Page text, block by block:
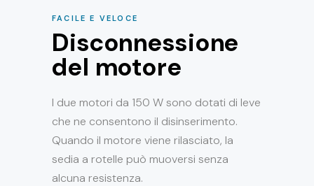
FACILE E VELOCE
Disconnessione
del motore
I due motori da 150 W sono dotati di leve
che ne consentono il disinserimento.
Quando il motore viene rilasciato, la
sedia a rotelle può muoversi senza
alcuna resistenza.